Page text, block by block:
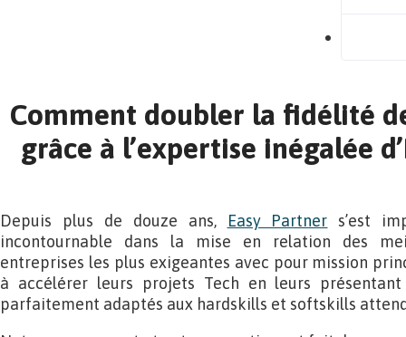
Comment doubler la fidélité
grâce à l’expertise inégalée
Depuis plus de douze ans, Easy Partner s’est
incontournable dans la mise en relation des
entreprises les plus exigeantes avec pour mission
à accélérer leurs projets Tech en leurs
parfaitement adaptés aux hardskills et softskills